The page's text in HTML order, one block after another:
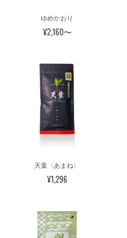
ゆめかおり
¥2,160〜
天葉〈あまね〉
¥1,296